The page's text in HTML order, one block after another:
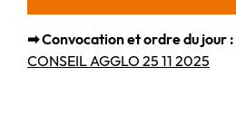
➡ Convocation et ordre du jour :
CONSEIL AGGLO 25 11 2025